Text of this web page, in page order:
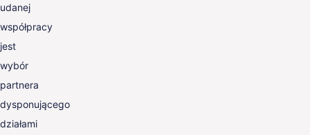
udanej
współpracy
jest
wybór
partnera
dysponującego
działami